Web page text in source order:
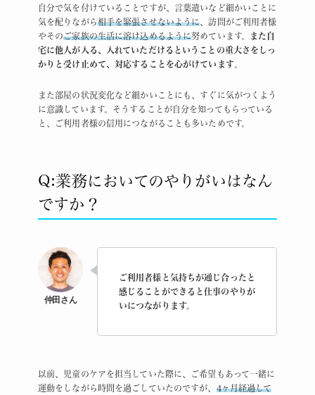
自分で気を付けていることですが、言葉遣いなど細かいことに
気を配りながら相手を緊張させないように 、訪問がご利用者様
やそのご家族の生活に溶け込めるように努めています。
また自
宅に他人が入る、入れていただけるということの重大さをしっ
かりと受け止めて、対応することを心がけています。
また部屋の状況変化など細かいことにも、すぐに気がつくよう
に意識しています。そうすることが自分を知ってもらっている
と、ご利用者様の信用につながることも多いためです。
Q:業務においてのやりがいはなん
ですか？
ご利用者様と気持ちが通じ合ったと
感じることができると仕事のやりが
いにつながります。
以前、児童のケアを担当していた際に、ご希望もあって一緒に
運動をしながら時間を過ごしていたのですが、 4ヶ月経過して